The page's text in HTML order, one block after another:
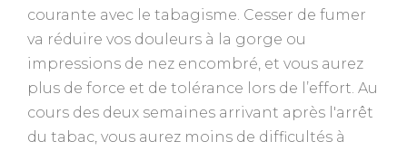
courante avec le tabagisme. Cesser de fumer
va réduire vos douleurs à la gorge ou
impressions de nez encombré, et vous aurez
plus de force et de tolérance lors de l’effort. Au
cours des deux semaines arrivant après l'arrêt
du tabac, vous aurez moins de difficultés à